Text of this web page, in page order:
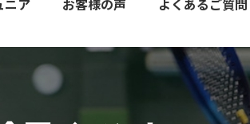
ニア お客様の声 よくあるご質問